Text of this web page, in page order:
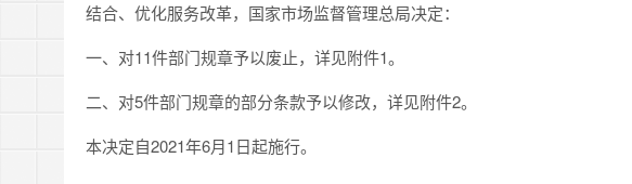
结合、优化服务改革，国家市场监督管理总局决定：
一、对11件部门规章予以废止，详见附件1。
二、对5件部门规章的部分条款予以修改，详见附件2。
本决定自2021年6月1日起施行。